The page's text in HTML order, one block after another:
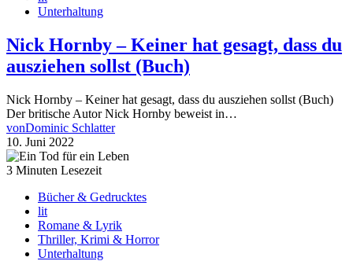
Unterhaltung
Nick Hornby – Keiner hat gesagt, dass du
ausziehen sollst (Buch)
Nick Hornby – Keiner hat gesagt, dass du ausziehen sollst (Buch)
Der britische Autor Nick Hornby beweist in…
vonDominic Schlatter
10. Juni 2022
3 Minuten Lesezeit
Bücher & Gedrucktes
lit
Romane & Lyrik
Thriller, Krimi & Horror
Unterhaltung